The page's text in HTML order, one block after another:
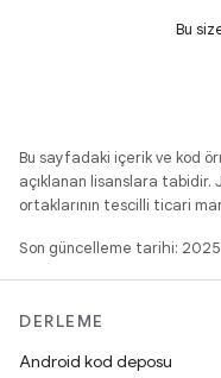
Bu
Bu sayfadaki içerik ve kod
açıklanan lisanslara tabidir.
ortaklarının tescilli ticari
Son güncelleme tarihi:
DERLEME
Android kod deposu